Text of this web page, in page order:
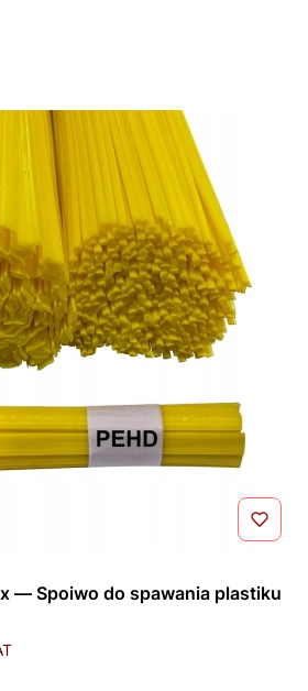
— Spoiwo do spawania plastiku